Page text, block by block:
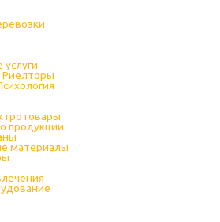
Риелторы
продукции
материалы